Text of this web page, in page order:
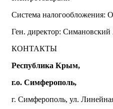
Система налогообложения:
Ген. директор:
КОНТАКТЫ
Республика Крым,
г.о. Симферополь,
г. Симферополь, ул.